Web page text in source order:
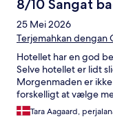
8/10 Sangat
25 Mei 2026
Terjemahkan dengan
Hotellet har en god
Selve hotellet er lidt
Morgenmaden er
forskelligt at vælge
Tara Aagaard,